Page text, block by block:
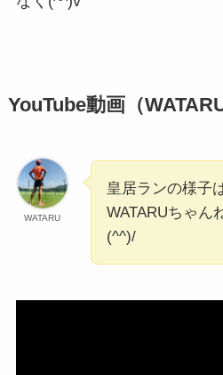
YouTube動画（
WATARU
皇居ランの様子
WATARUちゃん
(^^)/